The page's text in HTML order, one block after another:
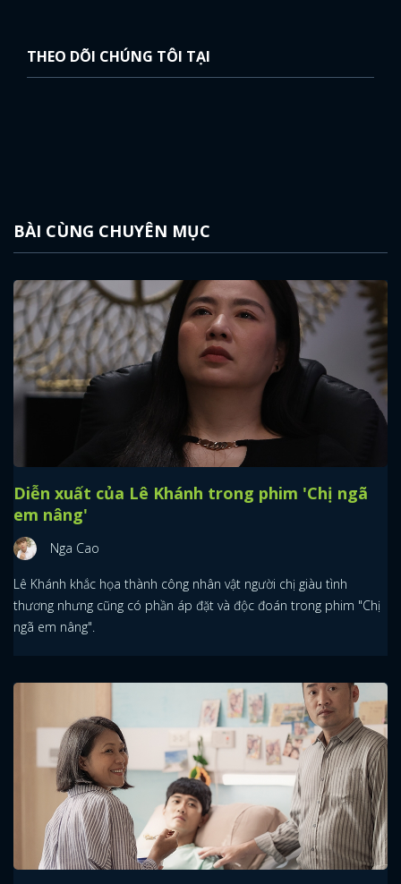
THEO DÕI CHÚNG TÔI TẠI
BÀI CÙNG CHUYÊN MỤC
Diễn xuất của Lê Khánh trong phim 'Chị ngã
em nâng'
Nga Cao
Lê Khánh khắc họa thành công nhân vật người chị giàu tình
thương nhưng cũng có phần áp đặt và độc đoán trong phim "Chị
ngã em nâng".